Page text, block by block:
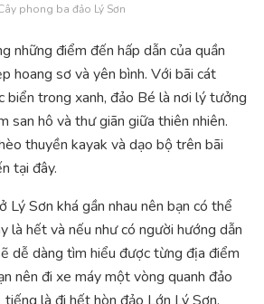
phong ba đảo Lý Sơn
những điểm đến hấp dẫn của quần
hoang sơ và yên bình. Với bãi cát
biển trong xanh, đảo Bé là nơi lý tưởng
san hô và thư giãn giữa thiên nhiên.
thuyền kayak và dạo bộ trên bãi
tại đây.
Lý Sơn khá gần nhau nên bạn có thể
là hết và nếu như có người hướng dẫn
dễ dàng tìm hiểu được từng địa điểm
nên đi xe máy một vòng quanh đảo